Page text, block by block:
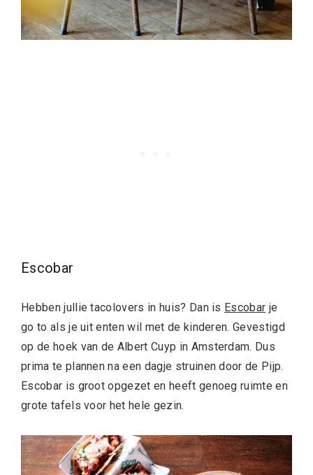
Escobar
Hebben jullie tacolovers in huis? Dan is Escobar je
go to als je uit enten wil met de kinderen. Gevestigd
op de hoek van de Albert Cuyp in Amsterdam. Dus
prima te plannen na een dagje struinen door de Pijp.
Escobar is groot opgezet en heeft genoeg ruimte en
grote tafels voor het hele gezin.